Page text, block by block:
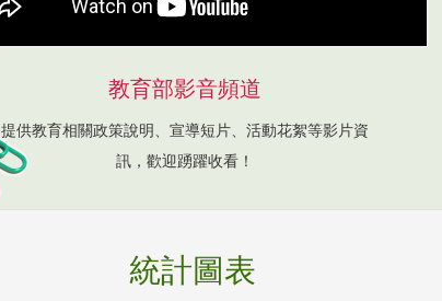
教育部影音頻道
提供教育相關政策說明、宣導短片、活動花絮等影片資
訊，歡迎踴躍收看！
統計圖表